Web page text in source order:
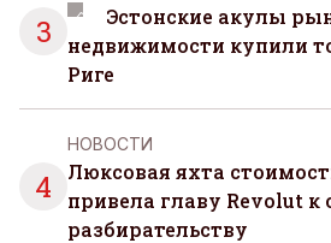
3
Эстонские акулы
недвижимости купили
Риге
4
НОВОСТИ
Люксовая яхта
привела главу Revolut к
разбирательству